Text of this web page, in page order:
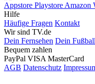
Appstore Playstore Amazon
Hilfe
Häufige Fragen Kontakt
Wir sind TV.de
Dein Fernsehen Dein Fußball
Bequem zahlen
PayPal VISA MasterCard
AGB Datenschutz